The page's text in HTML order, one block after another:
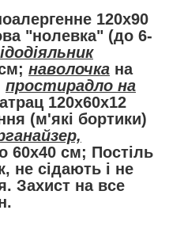
120х90
"нолевка" (до 6-
наволочка на
простирадло на
120х60х12
(м'які бортики)
60х40 см; Постіль
не сідають і не
Захист на все